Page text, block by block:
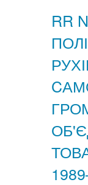
RR